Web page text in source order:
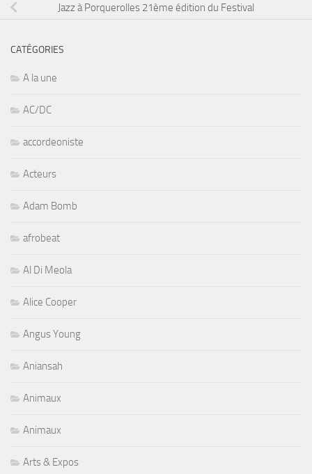
Jazz à Porquerolles 21ème édition du Festival
CATÉGORIES
A la une
AC/DC
accordeoniste
Acteurs
Adam Bomb
afrobeat
Al Di Meola
Alice Cooper
Angus Young
Aniansah
Animaux
Animaux
Arts & Expos